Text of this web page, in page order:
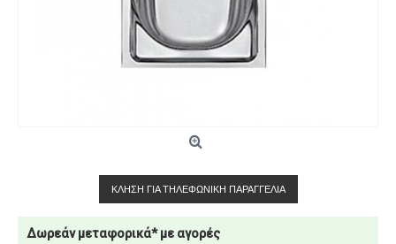
ΚΛΉΣΗ ΓΙΑ ΤΗΛΕΦΩΝΙΚΉ ΠΑΡΑΓΓΕΛΊΑ
Δωρεάν μεταφορικά* με αγορές